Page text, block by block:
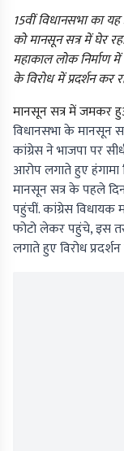
15वीं विधानसभा का यह
को मानसून सत्र में घेर
महाकाल लोक निर्माण
के विरोध में प्रदर्शन कर
मानसून सत्र में जमकर
विधानसभा के मानसून
कांग्रेस ने भाजपा पर
आरोप लगाते हुए हंगामा
मानसून सत्र के पहले
पहुंचीं. कांग्रेस विधायक
फोटो लेकर पहुंचे, इस
लगाते हुए विरोध